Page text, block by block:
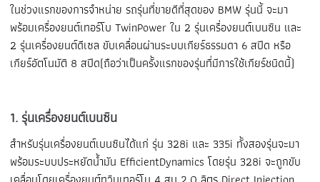
ในช่วงแรกของการจำหน่าย รถรุ่นที่ขายดีที่สุดของ BMW รุ่นนี้ จะมา
พร้อมเครื่องยนต์เทอร์โบ TwinPower ใน 2 รุ่นเครื่องยนต์เบนซิน และ
2 รุ่นเครื่องยนต์ดีเซล ขับเคลื่อนผ่านระบบเกียร์ธรรมดา 6 สปีด หรือ
เกียร์อัตโนมัติ 8 สปีด(ถือว่าเป็นครั้งแรกของรุ่นที่มีการใช้เกียร์ชนิดนี้)
1. รุ่นเครื่องยนต์เบนซิน
สำหรับรุ่นเครื่องยนต์เบนซินได้แก่ รุ่น 328i และ 335i ทั้งสองรุ่นจะมา
พร้อมระบบประหยัดน้ำมัน EfficientDynamics โดยรุ่น 328i จะถูกขับ